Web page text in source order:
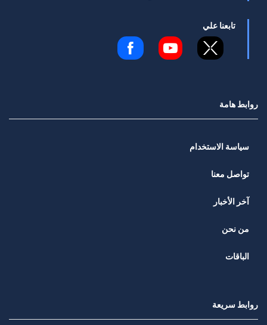
تابعنا علي
روابط هامة
سياسة الاستخدام
تواصل معنا
آخر الأخبار
من نحن
الباقات
روابط سريعة